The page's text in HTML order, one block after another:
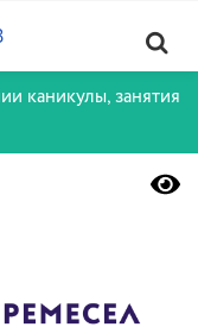
каникулы, занятия